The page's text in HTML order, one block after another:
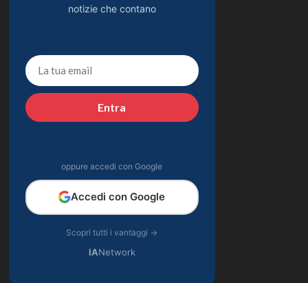
notizie che contano
Entra
oppure accedi con Google
Accedi con Google
Scopri tutti i vantaggi →
IANetwork